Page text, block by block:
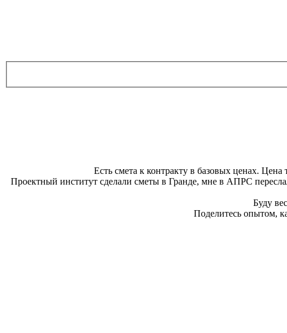
Есть смета к контракту в базовых ценах.
Проектный институт сделали сметы в Гранде, мне в АПРС
Буду
Поделитесь опытом,